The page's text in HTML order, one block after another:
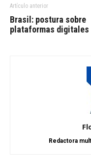
Artículo anterior
Brasil: postura sobre
plataformas digitales
Redactora